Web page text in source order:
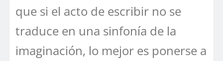
que si el acto de escribir no se
traduce en una sinfonía de la
imaginación, lo mejor es ponerse a